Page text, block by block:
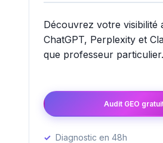
Découvrez votre visibilité
ChatGPT, Perplexity et
que professeur particulier.
Audit GEO
Diagnostic en 48h